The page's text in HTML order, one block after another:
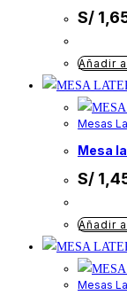
S/
Añadir
Mesas
mesa
S/
Añadir
Mesas